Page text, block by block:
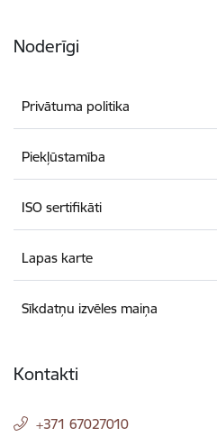
Noderīgi
Privātuma politika
Piekļūstamība
ISO sertifikāti
Lapas karte
Sīkdatņu izvēles maiņa
Kontakti
+371 67027010